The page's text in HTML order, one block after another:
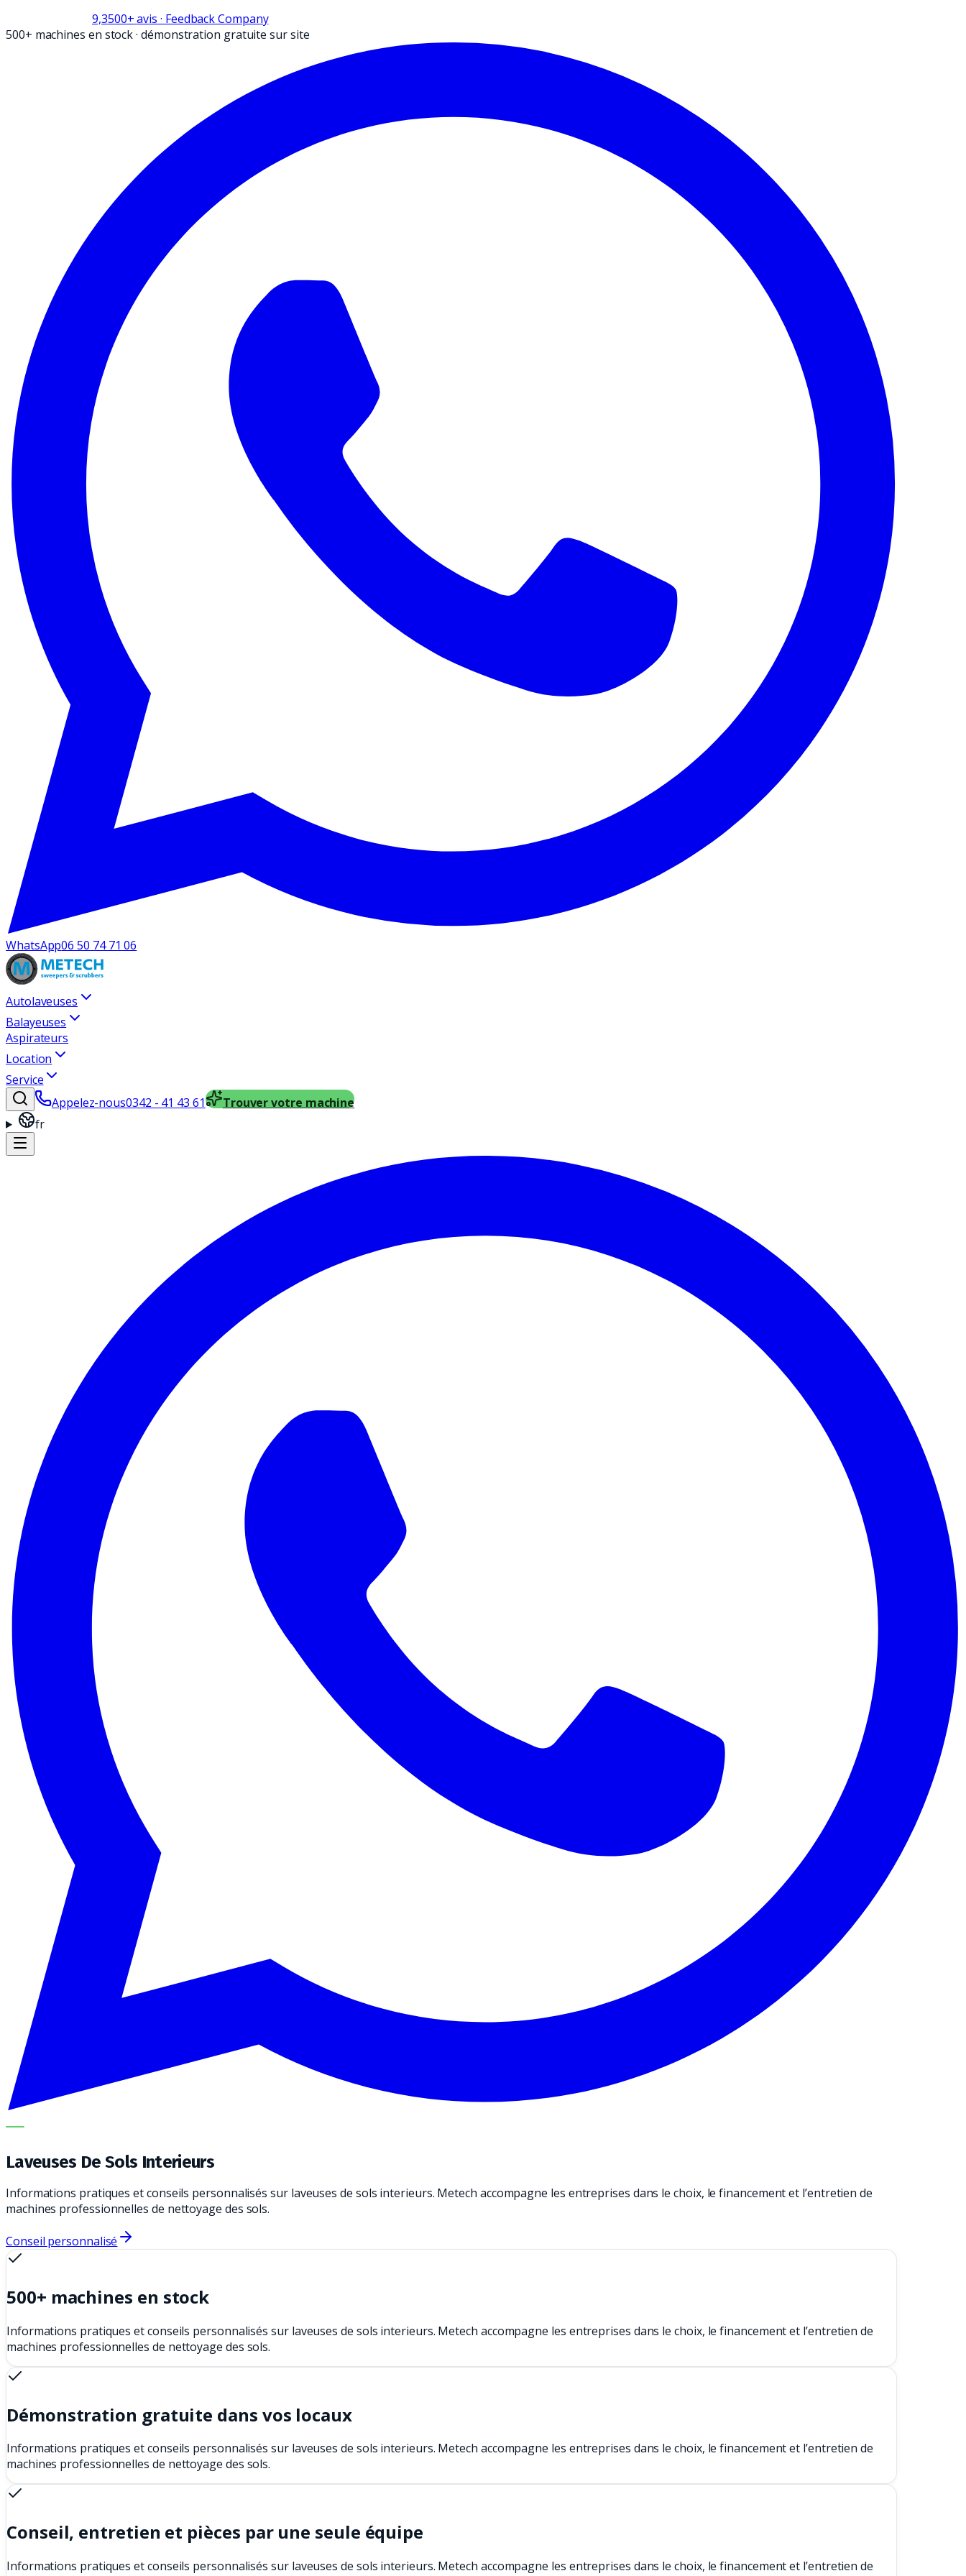
9,3500+avis · Feedback Company
500+ machines en stock·démonstration gratuite sur site
WhatsApp06 50 74 71 06
Autolaveuses
Balayeuses
Aspirateurs
Location
Service
Appelez-nous0342 - 41 43 61
Trouver votre machine
fr
METECH
Laveuses De Sols Interieurs
Informations pratiques et conseils personnalisés sur laveuses de sols interieurs. Metech accompagne les entreprises dans le choix, le financement et l’entretien de
machines professionnelles de nettoyage des sols.
Conseil personnalisé
500+ machines en stock
Informations pratiques et conseils personnalisés sur laveuses de sols interieurs. Metech accompagne les entreprises dans le choix, le financement et l’entretien de
machines professionnelles de nettoyage des sols.
Démonstration gratuite dans vos locaux
Informations pratiques et conseils personnalisés sur laveuses de sols interieurs. Metech accompagne les entreprises dans le choix, le financement et l’entretien de
machines professionnelles de nettoyage des sols.
Conseil, entretien et pièces par une seule équipe
Informations pratiques et conseils personnalisés sur laveuses de sols interieurs. Metech accompagne les entreprises dans le choix, le financement et l’entretien de